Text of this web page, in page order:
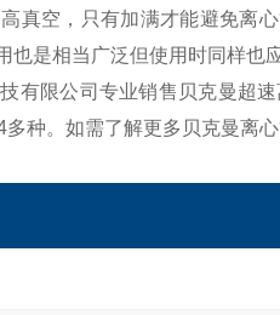
真空，只有加满才能避免离
也是相当广泛但使用时同样也
有限公司专业销售贝克曼超
种。如需了解更多贝克曼离